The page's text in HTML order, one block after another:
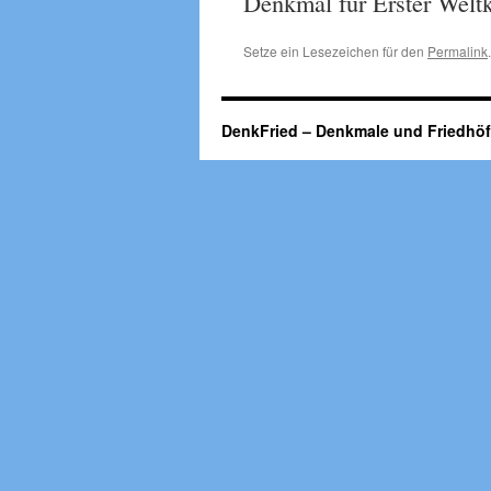
Setze ein Lesezeichen für den Permalink.
DenkFried – Denkmale und